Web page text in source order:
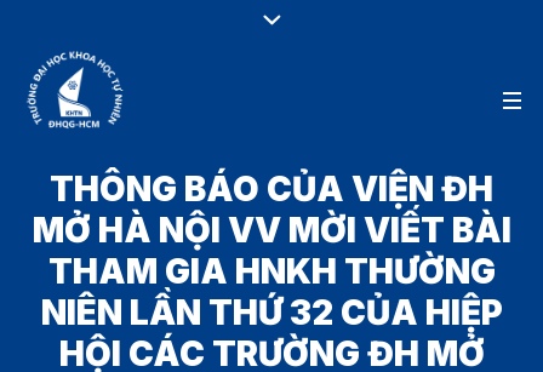
THÔNG BÁO CỦA VIỆN ĐH
MỞ HÀ NỘI VV MỜI VIẾT BÀI
THAM GIA HNKH THƯỜNG
NIÊN LẦN THỨ 32 CỦA HIỆP
HỘI CÁC TRƯỜNG ĐH MỞ